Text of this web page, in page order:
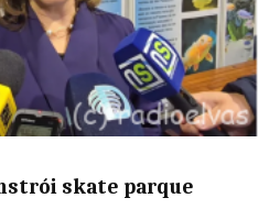
skate parque